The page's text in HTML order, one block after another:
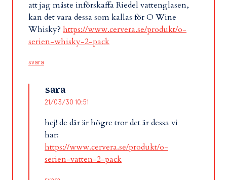
att jag måste införskaffa Riedel vattenglasen,
kan det vara dessa som kallas för O Wine
Whisky? https://www.cervera.se/produkt/o-
serien-whisky-2-pack
svara
sara
21/03/30 10:51
hej! de där är högre tror det är dessa vi
har:
https://www.cervera.se/produkt/o-
serien-vatten-2-pack